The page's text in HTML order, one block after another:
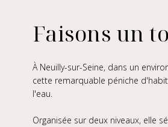
Faisons un
À Neuilly-sur-Seine, dans un
cette remarquable péniche
l'eau.
Organisée sur deux niveaux, elle